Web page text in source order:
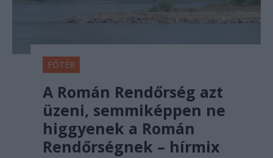
FŐTÉR
A Román Rendőrség azt
üzeni, semmiképpen ne
higgyenek a Román
Rendőrségnek – hírmix